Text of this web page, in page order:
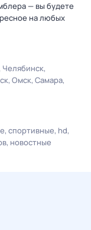
— вы будете
на любых
Челябинск
Омск Самара
спортивные hd
новостные